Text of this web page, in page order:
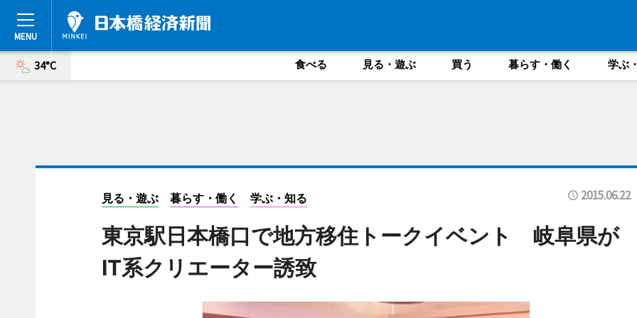
34°C 食べる 見る・遊ぶ 買う 暮らす・働く 学ぶ
見る・遊ぶ 暮らす・働く 学ぶ・知る 2015.06.22
東京駅日本橋口で地方移住トークイベント 岐阜県が
IT系クリエーター誘致